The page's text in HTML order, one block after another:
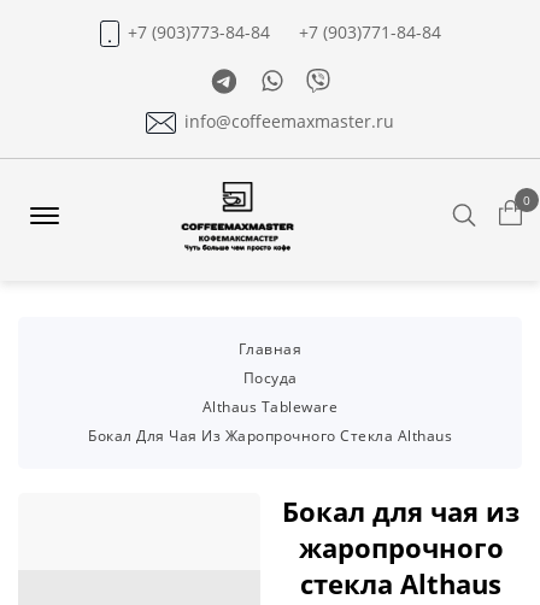
+7 (903)773-84-84
+7 (903)771-84-84
TelegramWhatsapp
Viber
info@coffeemaxmaster.ru
0
Главная
Посуда
Althaus Tableware
Бокал Для Чая Из Жаропрочного Стекла Althaus
Бокал для чая из
жаропрочного
стекла Althaus